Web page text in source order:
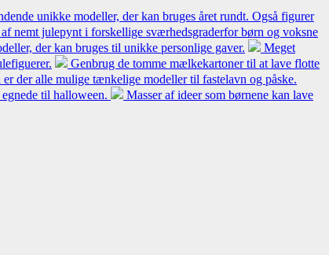
unikke modeller, der kan bruges året rundt. Også figurer
af nemt julepynt i forskellige sværhedsgraderfor børn og voksne
der kan bruges til unikke personlige gaver.
Meget
Genbrug de tomme mælkekartoner til at lave flotte
er der alle mulige tænkelige modeller til fastelavn og påske.
til halloween.
Masser af ideer som børnene kan lave